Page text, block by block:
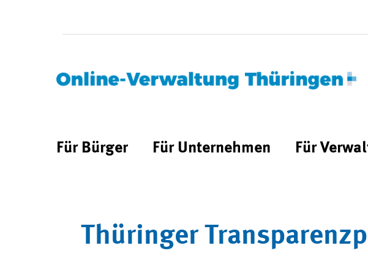
Für Bürger Für Unternehmen Für
Thüringer